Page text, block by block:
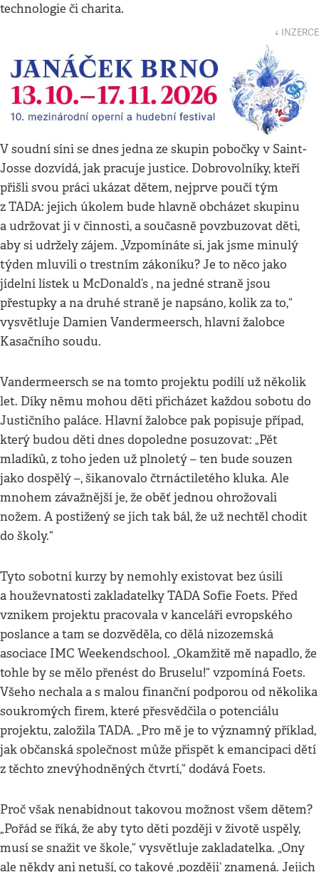
technologie či charita.
↓ INZERCE
V soudní síni se dnes jedna ze skupin pobočky v Saint-
Josse dozvídá, jak pracuje justice. Dobrovolníky, kteří
přišli svou práci ukázat dětem, nejprve poučí tým
z TADA: jejich úkolem bude hlavně obcházet skupinu
a udržovat ji v činnosti, a současně povzbuzovat děti,
aby si udržely zájem. „Vzpomínáte si, jak jsme minulý
týden mluvili o trestním zákoníku? Je to něco jako
jídelní lístek u McDonald’s , na jedné straně jsou
přestupky a na druhé straně je napsáno, kolik za to,“
vysvětluje Damien Vandermeersch, hlavní žalobce
Kasačního soudu.
Vandermeersch se na tomto projektu podílí už několik
let. Díky němu mohou děti přicházet každou sobotu do
Justičního paláce. Hlavní žalobce pak popisuje případ,
který budou děti dnes dopoledne posuzovat: „Pět
mladíků, z toho jeden už plnoletý – ten bude souzen
jako dospělý –, šikanovalo čtrnáctiletého kluka. Ale
mnohem závažnější je, že oběť jednou ohrožovali
nožem. A postižený se jich tak bál, že už nechtěl chodit
do školy.“
Tyto sobotní kurzy by nemohly existovat bez úsilí
a houževnatosti zakladatelky TADA Sofie Foets. Před
vznikem projektu pracovala v kanceláři evropského
poslance a tam se dozvěděla, co dělá nizozemská
asociace IMC Weekendschool. „Okamžitě mě napadlo, že
tohle by se mělo přenést do Bruselu!“ vzpomíná Foets.
Všeho nechala a s malou finanční podporou od několika
soukromých firem, které přesvědčila o potenciálu
projektu, založila TADA. „Pro mě je to významný příklad,
jak občanská společnost může přispět k emancipaci dětí
z těchto znevýhodněných čtvrtí,“ dodává Foets.
Proč však nenabídnout takovou možnost všem dětem?
„Pořád se říká, že aby tyto děti později v životě uspěly,
musí se snažit ve škole,“ vysvětluje zakladatelka. „Ony
ale někdy ani netuší, co takové ,později‘ znamená. Jejich